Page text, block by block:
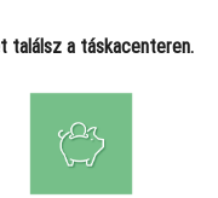
találsz a táskacenteren.